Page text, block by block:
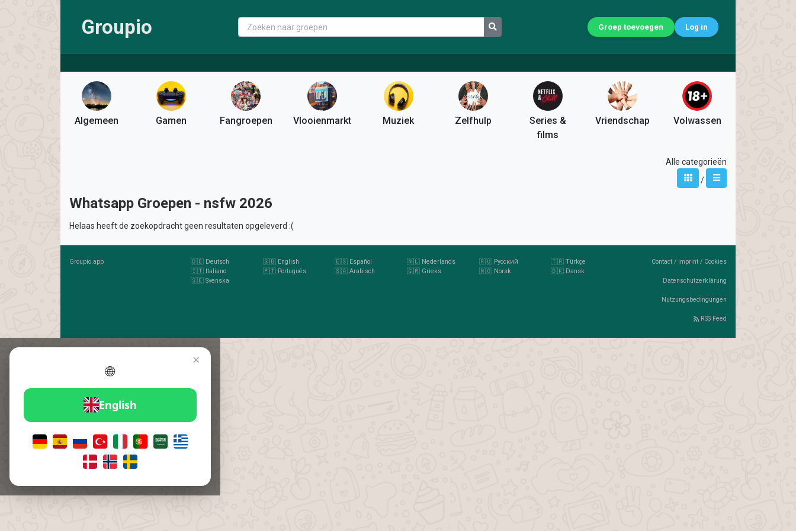
Groupio Groep toevoegen Log in
Algemeen Gamen Fangroepen Vlooienmarkt Muziek Zelfhulp
Series &
films
Vriendschap Volwassen
Alle categorieën
/
Whatsapp Groepen - nsfw 2026
Helaas heeft de zoekopdracht geen resultaten opgeleverd :(
Groupio.app 🇩🇪 Deutsch 🇬🇧 English 🇪🇸 Español 🇳🇱 Nederlands 🇷🇺 Русский
🇹🇷 Türkçe
🇮🇹 Italiano
🇵🇹 Português 🇸🇦 Arabisch 🇬🇷 Grieks 🇳🇴 Norsk
🇩🇰 Dansk
🇸🇪 Svenska
Contact / Imprint / Cookies
Datenschutzerklärung
Nutzungsbedingungen
RSS Feed
×
🌐
English